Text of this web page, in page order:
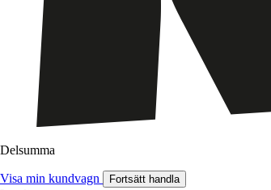
Delsumma
Visa min kundvagn Fortsätt handla